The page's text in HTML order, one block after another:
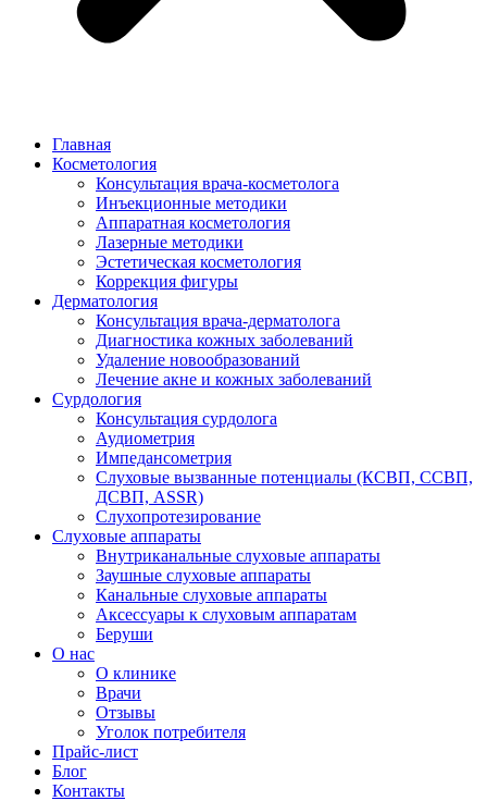
Главная
Косметология
Консультация врача-косметолога
Инъекционные методики
Аппаратная косметология
Лазерные методики
Эстетическая косметология
Коррекция фигуры
Дерматология
Консультация врача-дерматолога
Диагностика кожных заболеваний
Удаление новообразований
Лечение акне и кожных заболеваний
Сурдология
Консультация сурдолога
Аудиометрия
Импедансометрия
Слуховые вызванные потенциалы (КСВП, ССВП,
ДСВП, ASSR)
Слухопротезирование
Слуховые аппараты
Внутриканальные слуховые аппараты
Заушные слуховые аппараты
Канальные слуховые аппараты
Аксессуары к слуховым аппаратам
Беруши
О нас
О клинике
Врачи
Отзывы
Уголок потребителя
Прайс-лист
Блог
Контакты